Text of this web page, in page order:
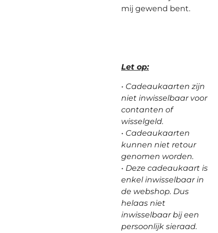
mij gewend bent.
Let op:
• Cadeaukaarten zijn
niet inwisselbaar voor
contanten of
wisselgeld.
• Cadeaukaarten
kunnen niet retour
genomen worden.
• Deze cadeaukaart is
enkel inwisselbaar in
de webshop. Dus
helaas niet
inwisselbaar bij een
persoonlijk sieraad.